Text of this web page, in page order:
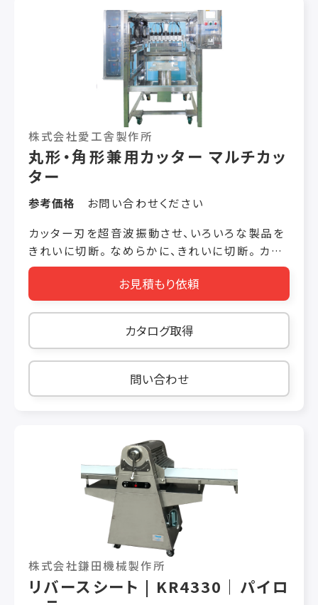
株式会社愛工舎製作所
丸形・角形兼用カッター マルチカッ
ター
参考価格
お問い合わせください
カッター刃を超音波振動させ、いろいろな製品を
きれいに切断。 なめらかに、きれいに切断。 カッ
ター刃を超音波振動させ、いろいろな製品をきれ
いに切断します。全機種ケーキ形状は正方形・長
方形・三角・ホールカットに対応しており、
8.10.12分割が可能です。 製菓 ケーキ 製菓 ケー
キ 仕様 生産能力： シート状ワーク分割時 40秒/
ワーク、ホール状ワーク10分割時 23秒/ホール
お見積もり依頼
カタログ取得
問い合わせ
株式会社鎌田機械製作所
リバースシート | KR4330｜パイロ